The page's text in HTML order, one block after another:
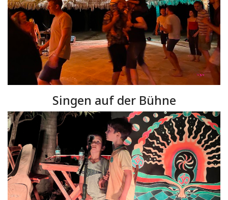
Singen auf der Bühne